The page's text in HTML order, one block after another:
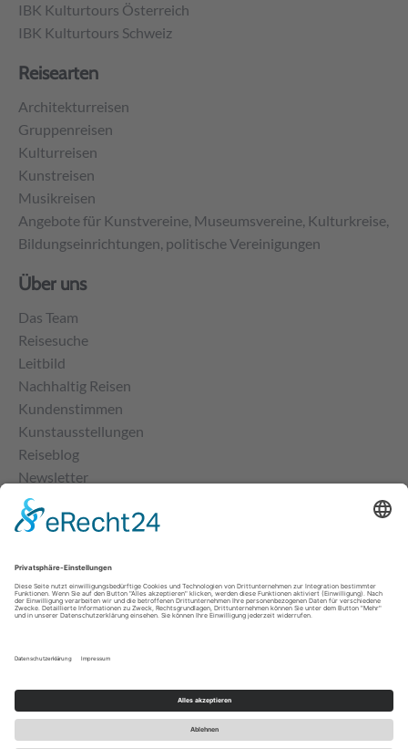
IBK Kulturtours Österreich
IBK Kulturtours Schweiz
Reisearten
Architekturreisen
Gruppenreisen
Kulturreisen
Kunstreisen
Musikreisen
Angebote für Kunstvereine, Museumsvereine, Kulturkreise,
Bildungseinrichtungen, politische Vereinigungen
Über uns
Das Team
Reisesuche
Leitbild
Nachhaltig Reisen
Kundenstimmen
Kunstausstellungen
Reiseblog
Newsletter
Kontakt
Impressum
Über uns|Newsletter|Kontakt|Suche
© 2026 IBK Kulturtours GmbH |Impressum|Datenschutz|AGB